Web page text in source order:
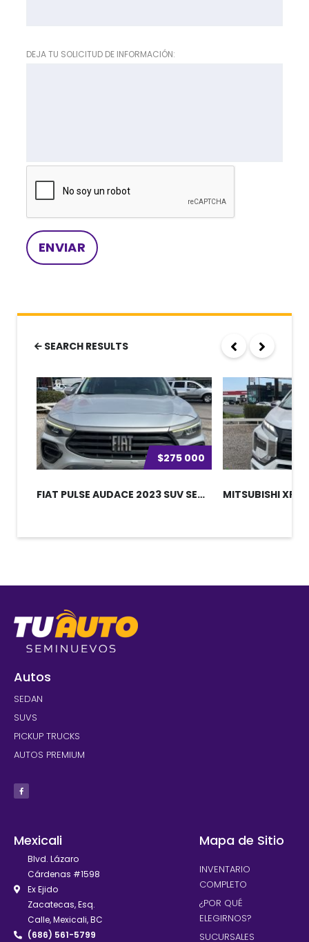
DEJA TU SOLICITUD DE INFORMACIÓN:
SEARCH RESULTS
$275 000
FIAT PULSE AUDACE 2023 SUV SEMINUEV...
Autos
SEDAN
SUVS
PICKUP TRUCKS
AUTOS PREMIUM
Mexicali
Blvd. Lázaro
Cárdenas #1598
Ex Ejido
Zacatecas, Esq.
Calle, Mexicali, BC
(686) 561-5799
Mapa de Sitio
INVENTARIO
COMPLETO
¿POR QUÉ
ELEGIRNOS?
SUCURSALES